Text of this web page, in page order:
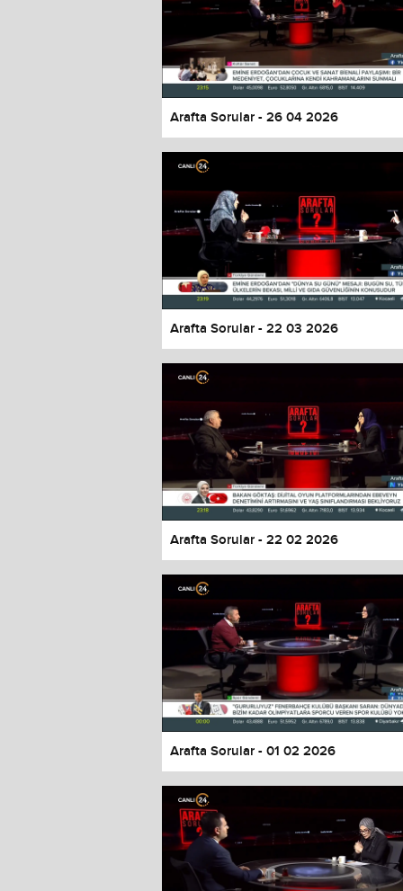
Arafta Sorular - 26 04 2026
Arafta Sorular - 22 03 2026
Arafta Sorular - 22 02 2026
Arafta Sorular - 01 02 2026